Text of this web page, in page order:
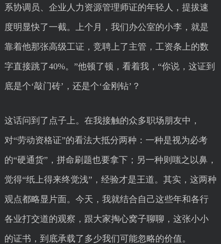
系协调员、企业人力资源管理师证的年轻人，提拔速
度明显快了一截。上个月，我们办公室的小李，就是
靠着他那张高级工证，竞聘上了主管，工资条上的数
字直接跳了40%。”他顿了顿，看着我，“你说，这证到
底是个‘敲门砖’，还是个‘金刚钻’？
这话问到了点子上。在我接触的众多职场朋友中，
对“劳动资格证”的看法大抵分两种：一种是视为必考
的“硬通货”，拼命刷题也要拿下；另一种则嗤之以鼻，
觉得“纸上得来终觉浅”，经验才是王道。其实，这两种
观点都略显片面。今天，我就结合自己这些年和各行
各业打交道的观察，跟大家掏心窝子聊聊，这张小小
的证书，到底承载了多少我们可能忽略的价值。